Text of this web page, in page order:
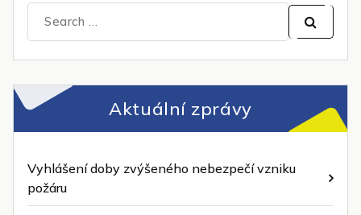
Aktuální zprávy
Vyhlášení doby zvýšeného nebezpečí vzniku
požáru